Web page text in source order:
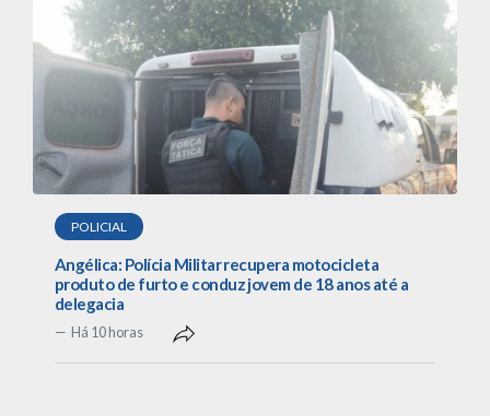
POLICIAL
Angélica: Polícia Militar recupera motocicleta
produto de furto e conduz jovem de 18 anos até a
delegacia
Há 10 horas